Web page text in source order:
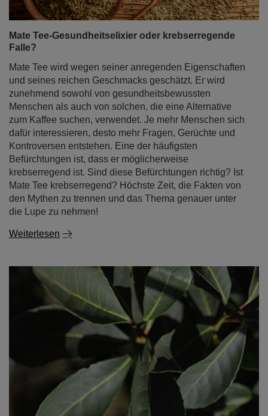
Mate Tee-Gesundheitselixier oder krebserregende
Falle?
Mate Tee wird wegen seiner anregenden Eigenschaften
und seines reichen Geschmacks geschätzt. Er wird
zunehmend sowohl von gesundheitsbewussten
Menschen als auch von solchen, die eine Alternative
zum Kaffee suchen, verwendet. Je mehr Menschen sich
dafür interessieren, desto mehr Fragen, Gerüchte und
Kontroversen entstehen. Eine der häufigsten
Befürchtungen ist, dass er möglicherweise
krebserregend ist. Sind diese Befürchtungen richtig? Ist
Mate Tee krebserregend? Höchste Zeit, die Fakten von
den Mythen zu trennen und das Thema genauer unter
die Lupe zu nehmen!
Weiterlesen